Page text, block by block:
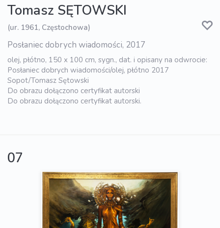
Tomasz SĘTOWSKI
(ur. 1961, Częstochowa)
Posłaniec dobrych wiadomości, 2017
olej, płótno, 150 x 100 cm, sygn., dat. i opisany na odwrocie:
Posłaniec dobrych wiadomości/olej, płótno 2017
Sopot/Tomasz Sętowski
Do obrazu dołączono certyfikat autorski
Do obrazu dołączono certyfikat autorski.
07